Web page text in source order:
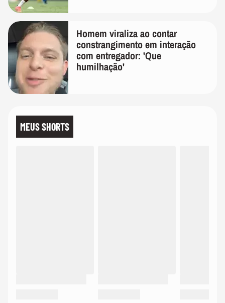
Homem viraliza ao contar
constrangimento em interação
com entregador: 'Que
humilhação'
MEUS SHORTS